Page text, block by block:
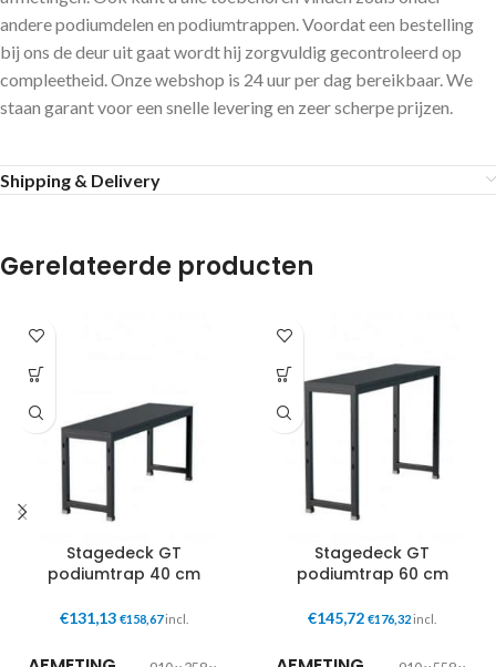
andere podiumdelen en podiumtrappen. Voordat een bestelling
bij ons de deur uit gaat wordt hij zorgvuldig gecontroleerd op
compleetheid. Onze webshop is 24 uur per dag bereikbaar. We
staan garant voor een snelle levering en zeer scherpe prijzen.
Shipping & Delivery
Gerelateerde producten
Stagedeck GT
podiumtrap 40 cm
€131,13 €158,67incl.
Stagedeck GT
podiumtrap 60 cm
€145,72 €176,32 incl.